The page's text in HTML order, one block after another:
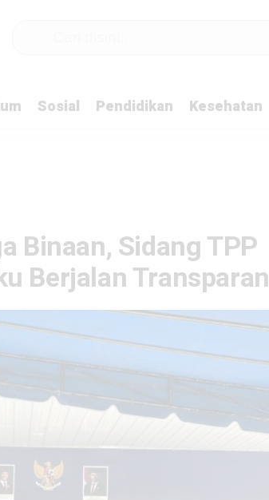
Sosial Pendidikan Kesehatan
Binaan, Sidang TPP
Berjalan Transparan